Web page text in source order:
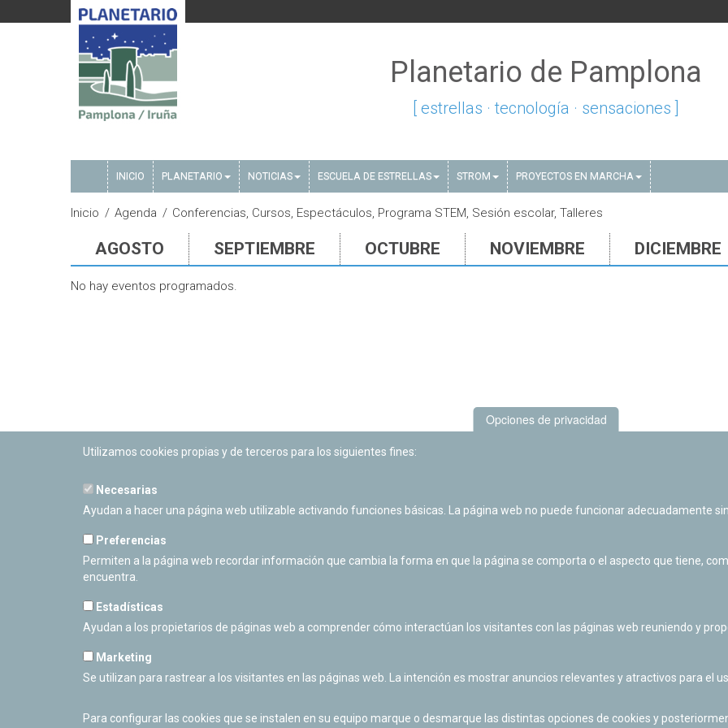
Planetario de Pamplona
[ estrellas · tecnología · sensaciones ]
INICIO PLANETARIO NOTICIAS ESCUELA DE ESTRELLAS STROM PROYECTOS EN MARCHA
Inicio Agenda Conferencias, Cursos, Espectáculos, Programa STEM, Sesión escolar, Talleres
AGOSTO SEPTIEMBRE OCTUBRE NOVIEMBRE DICIEMBRE
No hay eventos programados.
PLANETARIO DE PAMPLONA
Calle Sancho RamÃ­rez, s/n
Cerrado Temporalmente
Opciones de privacidad
Utilizamos cookies propias y de terceros para los siguientes fines:
Necesarias
Ayudan a hacer una página web utilizable activando funciones básicas. La página web no puede funcionar adecuadamente
Preferencias
Permiten a la página web recordar información que cambia la forma en que la página se comporta o el aspecto que tiene,
encuentra.
Estadísticas
Ayudan a los propietarios de páginas web a comprender cómo interactúan los visitantes con las páginas web reuniendo y
Marketing
Se utilizan para rastrear a los visitantes en las páginas web. La intención es mostrar anuncios relevantes y atractivos para el
Para configurar las cookies que se instalen en su equipo marque o desmarque las distintas opciones de cookies y